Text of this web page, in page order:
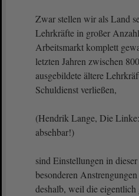
Zwar stellen wir als Land
Lehrkräfte in großer
Arbeitsmarkt komplett
letzten Jahren zwischen
ausgebildete ältere
Schuldienst verließen,
(Hendrik Lange, Die
absehbar!)
sind Einstellungen in
besonderen
deshalb, weil die eigentlich